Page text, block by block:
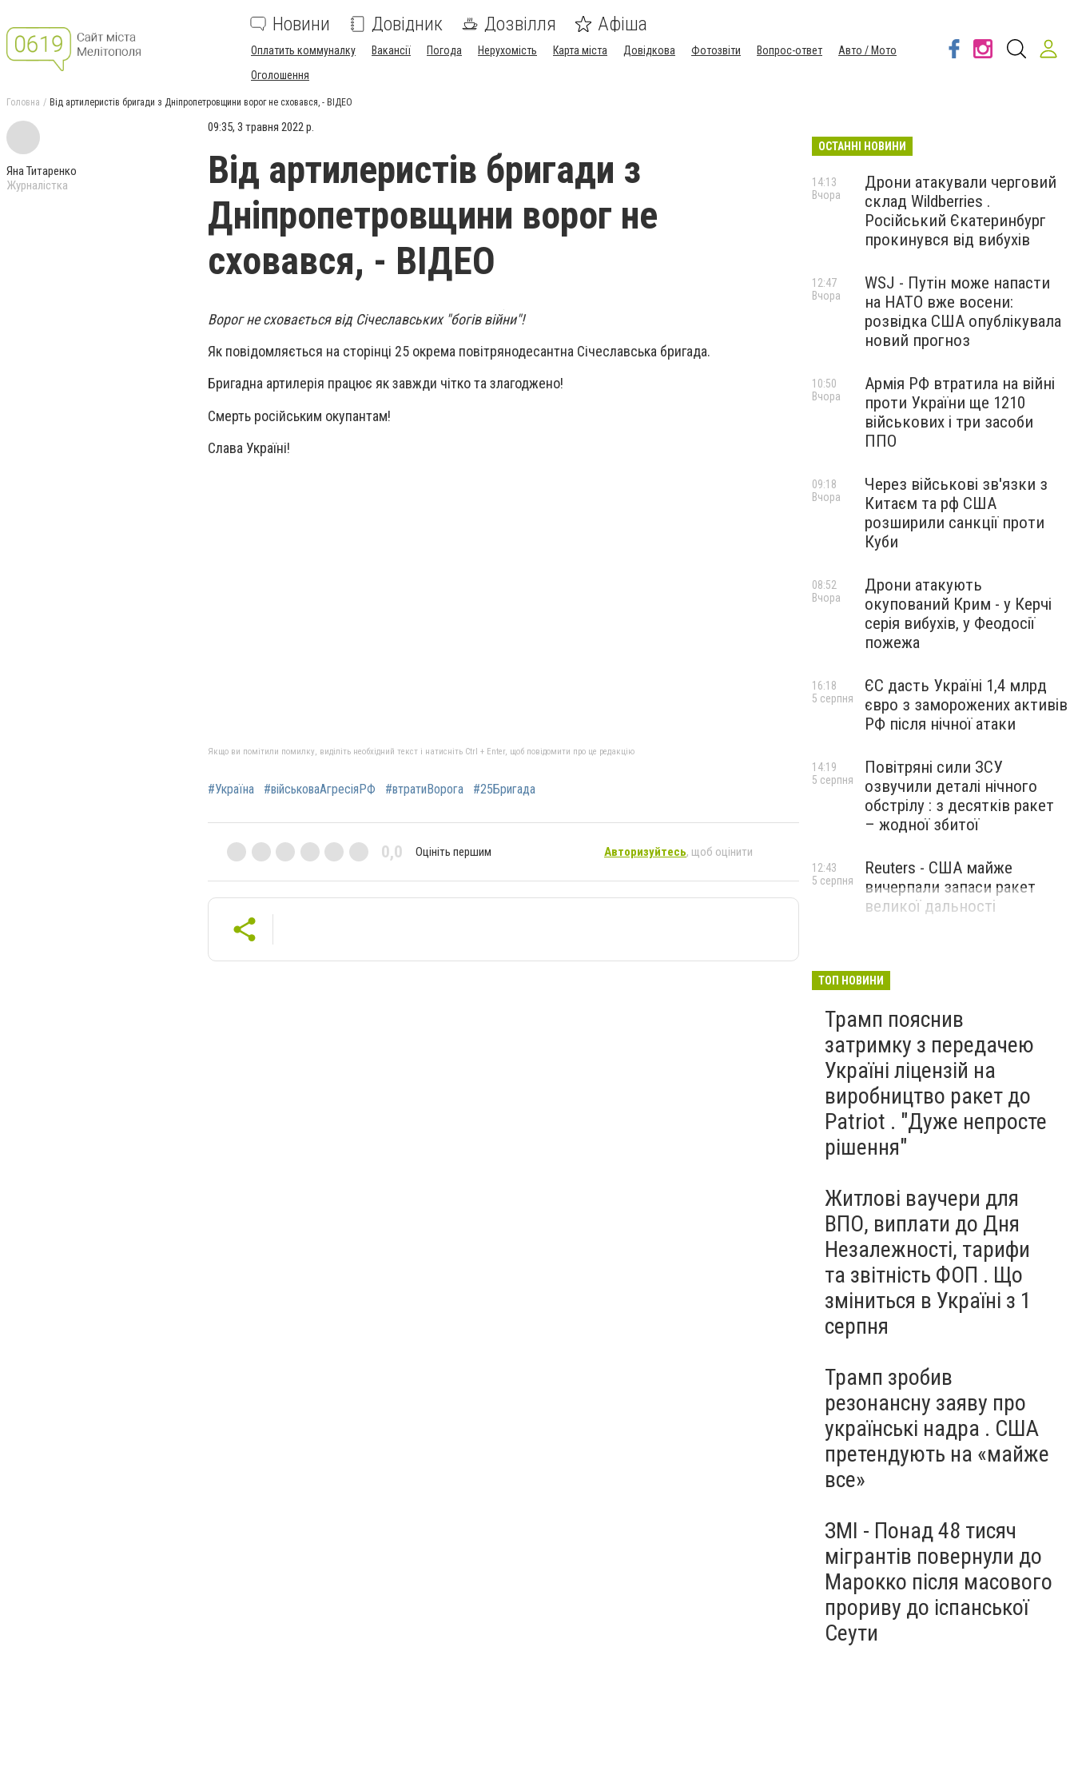
Новини Довідник Дозвілля Афіша
Оплатить коммуналку Вакансії Погода Нерухомість Карта міста Довідкова Фотозвіти Вопрос-ответ
Авто / Мото
Оголошення
Головна Від артилеристів бригади з Дніпропетровщини ворог не сховався, - ВІДЕО
Яна Титаренко
Журналістка
09:35, 3 травня 2022 р.
Від артилеристів бригади з
Дніпропетровщини ворог не
сховався, - ВІДЕО
Ворог не сховається від Січеславських "богів війни"!
Як повідомляється на сторінці 25 окрема повітрянодесантна Січеславська бригада.
Бригадна артилерія працює як завжди чітко та злагоджено!
Смерть російським окупантам!
Слава Україні!
Якщо ви помітили помилку, виділіть необхідний текст і натисніть Ctrl + Enter, щоб повідомити про це редакцію
#Україна #військоваАгресіяРФ #втратиВорога #25Бригада
0,0 Оцініть першим Авторизуйтесь, щоб оцінити
ОСТАННІ НОВИНИ
Дрони атакували черговий
склад Wildberries .
Російський Єкатеринбург
прокинувся від вибухів
14:13
Вчора
WSJ - Путін може напасти
на НАТО вже восени:
розвідка США опублікувала
новий прогноз
12:47
Вчора
Армія РФ втратила на війні
проти України ще 1210
військових і три засоби
ППО
10:50
Вчора
Через військові зв'язки з
Китаєм та рф США
розширили санкції проти
Куби
09:18
Вчора
Дрони атакують
окупований Крим - у Керчі
серія вибухів, у Феодосії
пожежа
08:52
Вчора
ЄС дасть Україні 1,4 млрд
євро з заморожених активів
РФ після нічної атаки
16:18
5 серпня
Повітряні сили ЗСУ
озвучили деталі нічного
обстрілу : з десятків ракет
– жодної збитої
14:19
5 серпня
Reuters - США майже
вичерпали запаси ракет
великої дальності
12:43
5 серпня
ТОП НОВИНИ
Трамп пояснив
затримку з передачею
Україні ліцензій на
виробництво ракет до
Patriot . "Дуже непросте
рішення"
Житлові ваучери для
ВПО, виплати до Дня
Незалежності, тарифи
та звітність ФОП . Що
зміниться в Україні з 1
серпня
Трамп зробив
резонансну заяву про
українські надра . США
претендують на «майже
все»
ЗМІ - Понад 48 тисяч
мігрантів повернули до
Марокко після масового
прориву до іспанської
Сеути